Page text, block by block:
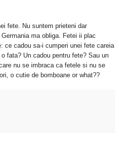
fete. Nu suntem prieteni dar
ma obliga. Fetei ii plac
ce cadou sa-i cumperi unei fete careia
fata? Un cadou pentru fete? Sau un
nu se imbraca ca fetele si nu se
o cutie de bomboane or what??